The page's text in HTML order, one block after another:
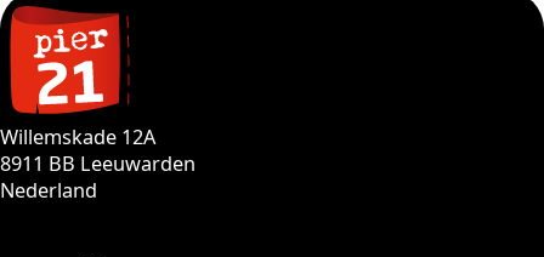
Willemskade 12A
8911 BB Leeuwarden
Nederland